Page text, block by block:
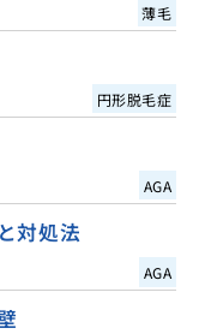
薄毛
円形脱毛症
AGA
対処法
AGA